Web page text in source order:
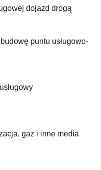
dojazd drogą
puntu usługowo-
gaz i inne media